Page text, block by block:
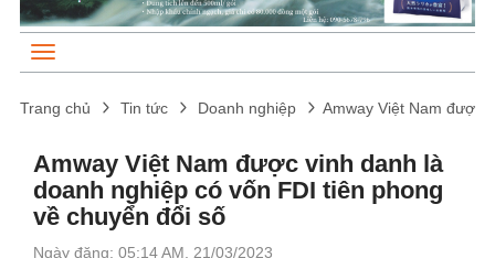
Trang chủ Tin tức Doanh nghiệp Amway Việt Nam được
Amway Việt Nam được vinh danh là
doanh nghiệp có vốn FDI tiên phong
về chuyển đổi số
Ngày đăng: 05:14 AM, 21/03/2023